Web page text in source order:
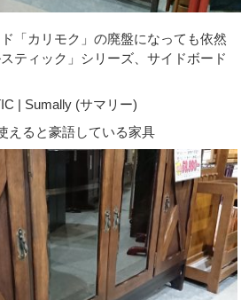
「カリモク」の廃盤になっても依然
ティック」シリーズ、サイドボード
えると豪語している家具